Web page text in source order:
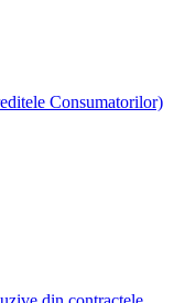
Consumatorilor)